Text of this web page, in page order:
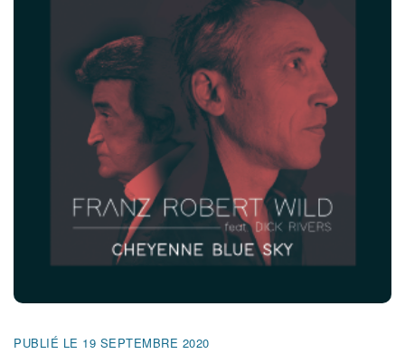
Presse & Pro
PUBLIÉ LE 19 SEPTEMBRE 2020